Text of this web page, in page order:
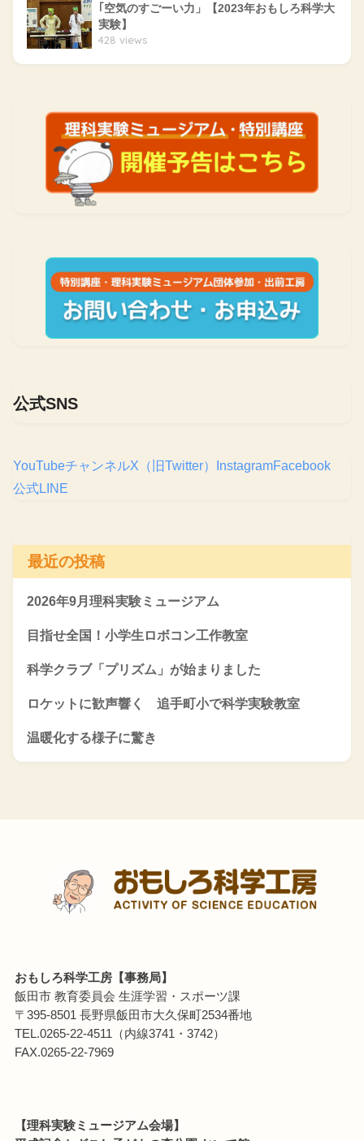
｢空気のすごーい力」【2023年おもしろ科学大
実験】
428 views
公式SNS
YouTubeチャンネルX（旧Twitter） InstagramFacebook
公式LINE
最近の投稿
2026年9月理科実験ミュージアム
目指せ全国！小学生ロボコン工作教室
科学クラブ「プリズム」が始まりました
ロケットに歓声響く 追手町小で科学実験教室
温暖化する様子に驚き
おもしろ科学工房【事務局】
飯田市 教育委員会 生涯学習・スポーツ課
〒395-8501 長野県飯田市大久保町2534番地
TEL.0265-22-4511（内線3741・3742）
FAX.0265-22-7969
【理科実験ミュージアム会場】